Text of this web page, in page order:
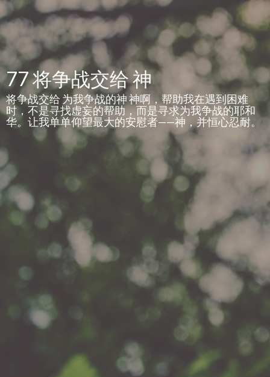
77 将争战交给 神
将争战交给 为我争战的神 神啊，帮助我在遇到困难
时，不是寻找虚妄的帮助，而是寻求为我争战的耶和
华。让我单单仰望最大的安慰者——神，并恒心忍耐。